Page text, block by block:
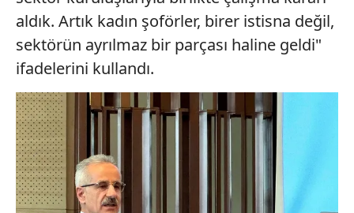
Sitemizde kendimize ve üçüncü kişilere ait çerezler
kullanılmaktadır. Bu çerezler vasıtasıyla çeşitli kişisel
verileriniz işlenmekte olup gerekli olan çerezler bilgi
toplumu hizmetlerinin sunulması amacıyla
kılınması ve kişiselleştirilmesi ve sizlere yönelik
reklam/pazarlama faaliyetlerinin yapılması, amaçlarıyla
sınırlı olarak açık rızanız dahilinde kullanılacaktır.
Çerezlere ilişkin tercihlerinizi aşağıda yer alan panel
vasıtasıyla belirleyebilirsiniz. Çerezlere ilişkin detaylı bilgi
aldık. Artık kadın şoförler, birer istisna değil,
sektörün ayrılmaz bir parçası haline geldi"
ifadelerini kullandı.